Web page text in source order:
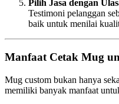
Pilih Jasa dengan
Testimoni pelanggan
baik untuk menilai
Manfaat Cetak Mug
Mug custom bukan hanya
memiliki banyak manfaat